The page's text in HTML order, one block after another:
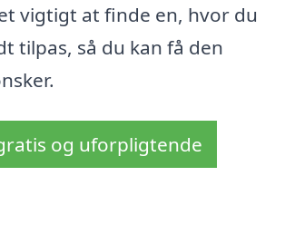
vigtigt at finde en, hvor du
tilpas, så du kan få den
og uforpligtende